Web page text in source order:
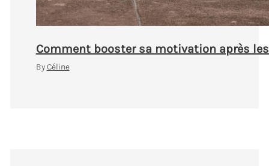
Comment booster sa motivation après
ByCéline